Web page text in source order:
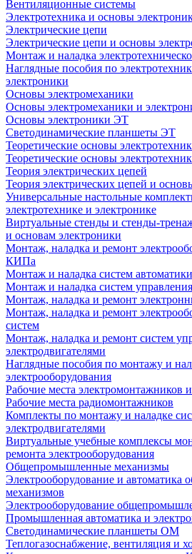
Вентиляционные системы
Электротехника и основы
Электрические цепи
Электрические цепи и основы
Монтаж и наладка
Наглядные пособия по
электроники
Основы электромеханики
Основы электромеханики и
Основы электроники ЭТ
Светодинамические планшеты ЭТ
Теоретические основы
Теоретические основы
Теория электрических цепей
Теория электрических цепей и
Универсальные настольные
электротехнике и электронике
Виртуальные стенды и стенды-
и основам электроники
Монтаж, наладка и ремонт
КИПа
Монтаж и наладка систем
Монтаж и наладка систем управления
Монтаж, наладка и ремонт
Монтаж, наладка и ремонт
систем
Монтаж, наладка и ремонт систем
электродвигателями
Наглядные пособия по монтажу и
электрооборудования
Рабочие места электромонтажников
Рабочие места радиомонтажников
Комплекты по монтажу и наладке
электродвигателями
Виртуальные учебные комплексы
ремонта электрооборудования
Общепромышленные механизмы
Электрооборудование и
механизмов
Электрооборудование
Промышленная автоматика и
Светодинамические планшеты ОМ
Теплогазоснабжение, вентиляция и